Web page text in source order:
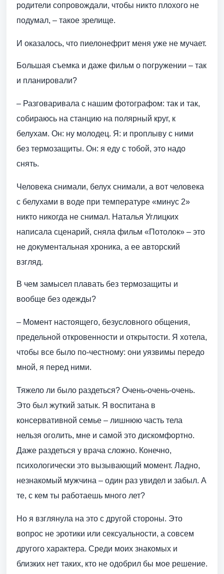
родители сопровождали, чтобы никто плохого не
подумал, – такое зрелище.
И оказалось, что пиелонефрит меня уже не мучает.
Большая съемка и даже фильм о погружении – так
и планировали?
– Разговаривала с нашим фотографом: так и так,
собираюсь на станцию на полярный круг, к
белухам. Он: ну молодец. Я: и проплыву с ними
без термозащиты. Он: я еду с тобой, это надо
снять.
Человека снимали, белух снимали, а вот человека
с белухами в воде при температуре «минус 2»
никто никогда не снимал. Наталья Углицких
написала сценарий, сняла фильм «Потолок» – это
не документальная хроника, а ее авторский
взгляд.
В чем замысел плавать без термозащиты и
вообще без одежды?
– Момент настоящего, безусловного общения,
предельной откровенности и открытости. Я хотела,
чтобы все было по-честному: они уязвимы передо
мной, я перед ними.
Тяжело ли было раздеться? Очень-очень-очень.
Это был жуткий затык. Я воспитана в
консервативной семье – лишнюю часть тела
нельзя оголить, мне и самой это дискомфортно.
Даже раздеться у врача сложно. Конечно,
психологически это вызывающий момент. Ладно,
незнакомый мужчина – один раз увидел и забыл. А
те, с кем ты работаешь много лет?
Но я взглянула на это с другой стороны. Это
вопрос не эротики или сексуальности, а совсем
другого характера. Среди моих знакомых и
близких нет таких, кто не одобрил бы мое решение.